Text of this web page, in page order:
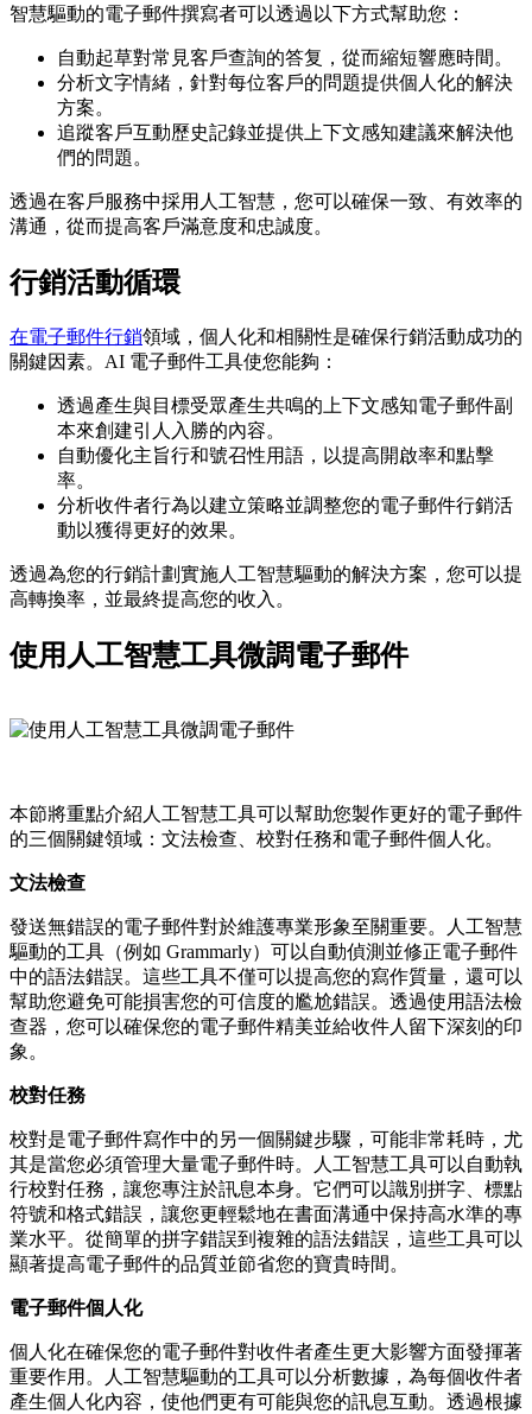
智慧驅動的電子郵件撰寫者可以透過以下方式幫助您：
自動起草對常見客戶查詢的答复，從而縮短響應時間。
分析文字情緒，針對每位客戶的問題提供個人化的解決
方案。
追蹤客戶互動歷史記錄並提供上下文感知建議來解決他
們的問題。
透過在客戶服務中採用人工智慧，您可以確保一致、有效率的
溝通，從而提高客戶滿意度和忠誠度。
行銷活動循環
在電子郵件行銷領域，個人化和相關性是確保行銷活動成功的
關鍵因素。AI 電子郵件工具使您能夠：
透過產生與目標受眾產生共鳴的上下文感知電子郵件副
本來創建引人入勝的內容。
自動優化主旨行和號召性用語，以提高開啟率和點擊
率。
分析收件者行為以建立策略並調整您的電子郵件行銷活
動以獲得更好的效果。
透過為您的行銷計劃實施人工智慧驅動的解決方案，您可以提
高轉換率，並最終提高您的收入。
使用人工智慧工具微調電子郵件
本節將重點介紹人工智慧工具可以幫助您製作更好的電子郵件
的三個關鍵領域：文法檢查、校對任務和電子郵件個人化。
文法檢查
發送無錯誤的電子郵件對於維護專業形象至關重要。人工智慧
驅動的工具（例如 Grammarly）可以自動偵測並修正電子郵件
中的語法錯誤。這些工具不僅可以提高您的寫作質量，還可以
幫助您避免可能損害您的可信度的尷尬錯誤。透過使用語法檢
查器，您可以確保您的電子郵件精美並給收件人留下深刻的印
象。
校對任務
校對是電子郵件寫作中的另一個關鍵步驟，可能非常耗時，尤
其是當您必須管理大量電子郵件時。人工智慧工具可以自動執
行校對任務，讓您專注於訊息本身。它們可以識別拼字、標點
符號和格式錯誤，讓您更輕鬆地在書面溝通中保持高水準的專
業水平。從簡單的拼字錯誤到複雜的語法錯誤，這些工具可以
顯著提高電子郵件的品質並節省您的寶貴時間。
電子郵件個人化
個人化在確保您的電子郵件對收件者產生更大影響方面發揮著
重要作用。人工智慧驅動的工具可以分析數據，為每個收件者
產生個人化內容，使他們更有可能與您的訊息互動。透過根據